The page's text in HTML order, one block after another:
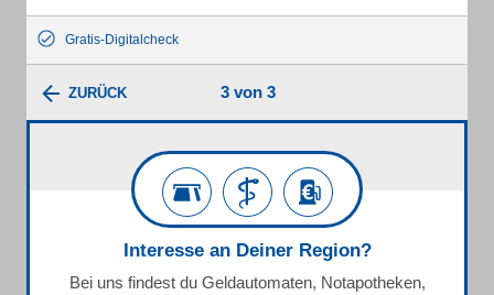
Gratis-Digitalcheck
ZURÜCK 3 von 3
Interesse an Deiner Region?
Bei uns findest du Geldautomaten, Notapotheken,